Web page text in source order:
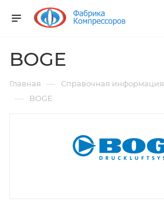
BOGE
Главная — Справочная информация
— BOGE